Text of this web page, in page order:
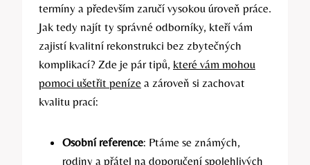
termíny a především zaručí vysokou úroveň práce.
Jak tedy najít ty správné odborníky, kteří vám
zajistí kvalitní rekonstrukci bez zbytečných
komplikací? Zde je pár tipů, které vám mohou
pomoci ušetřit peníze a zároveň si zachovat
kvalitu prací:
Osobní reference: Ptáme se známých,
rodiny a přátel na doporučení spolehlivých